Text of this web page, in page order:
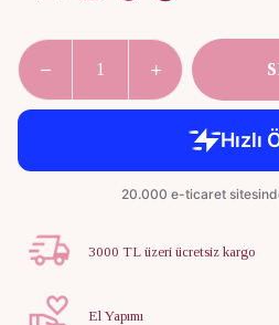
3000 TL üzeri ücretsiz kargo
El Yapımı